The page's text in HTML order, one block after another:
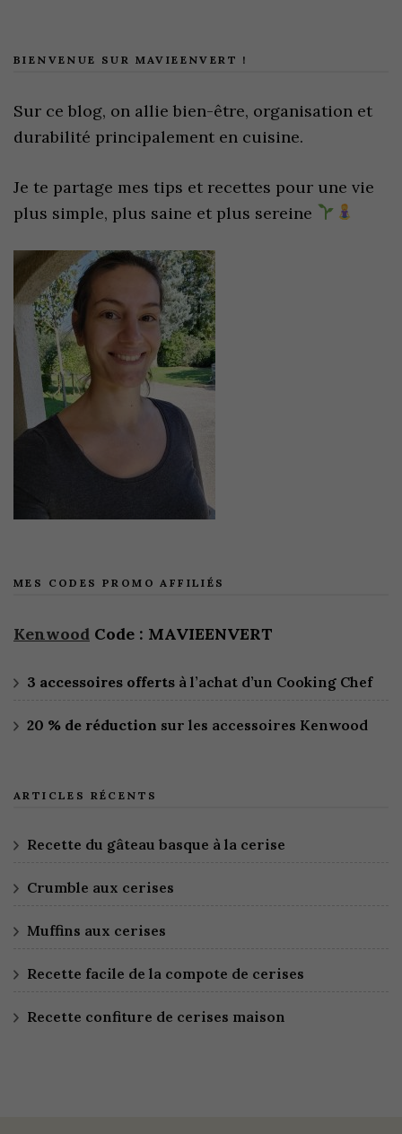
BIENVENUE SUR MAVIEENVERT !
Sur ce blog, on allie bien-être, organisation et
durabilité principalement en cuisine.
Je te partage mes tips et recettes pour une vie
plus simple, plus saine et plus sereine
MES CODES PROMO AFFILIÉS
Kenwood Code : MAVIEENVERT
3 accessoires offerts à l’achat d’un Cooking Chef
20 % de réduction sur les accessoires Kenwood
ARTICLES RÉCENTS
Recette du gâteau basque à la cerise
Crumble aux cerises
Muffins aux cerises
Recette facile de la compote de cerises
Recette confiture de cerises maison